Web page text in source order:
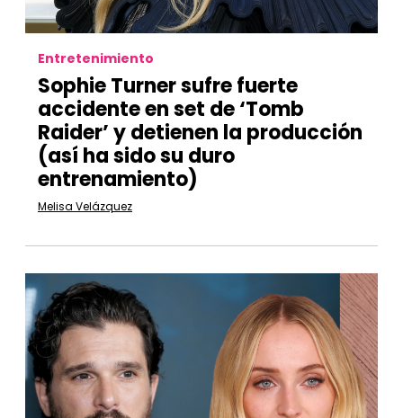
Entretenimiento
Sophie Turner sufre fuerte
accidente en set de ‘Tomb
Raider’ y detienen la producción
(así ha sido su duro
entrenamiento)
Melisa Velázquez